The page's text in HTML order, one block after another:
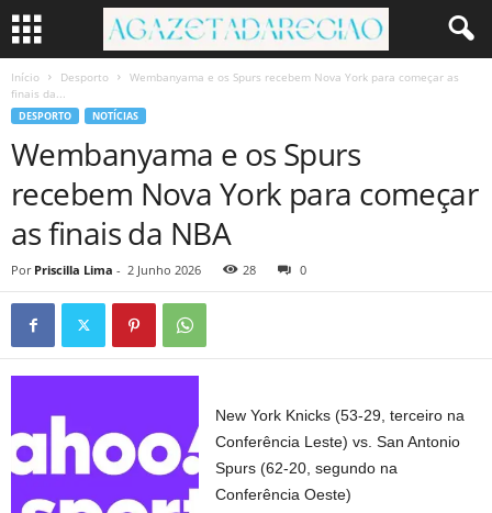
Início Desporto
Wembanyama e os Spurs recebem Nova York para começar as
finais da...
DESPORTO NOTÍCIAS
Wembanyama e os Spurs
recebem Nova York para começar
as finais da NBA
Por Priscilla Lima - 2 Junho 2026 28 0
New York Knicks (53-29, terceiro na
Conferência Leste) vs. San Antonio
Spurs (62-20, segundo na
Conferência Oeste)